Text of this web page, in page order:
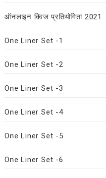
ऑनलाइन क्विज प्रतियोगिता 2021
One Liner Set -1
One Liner Set -2
One Liner Set -3
One Liner Set -4
One Liner Set -5
One Liner Set -6